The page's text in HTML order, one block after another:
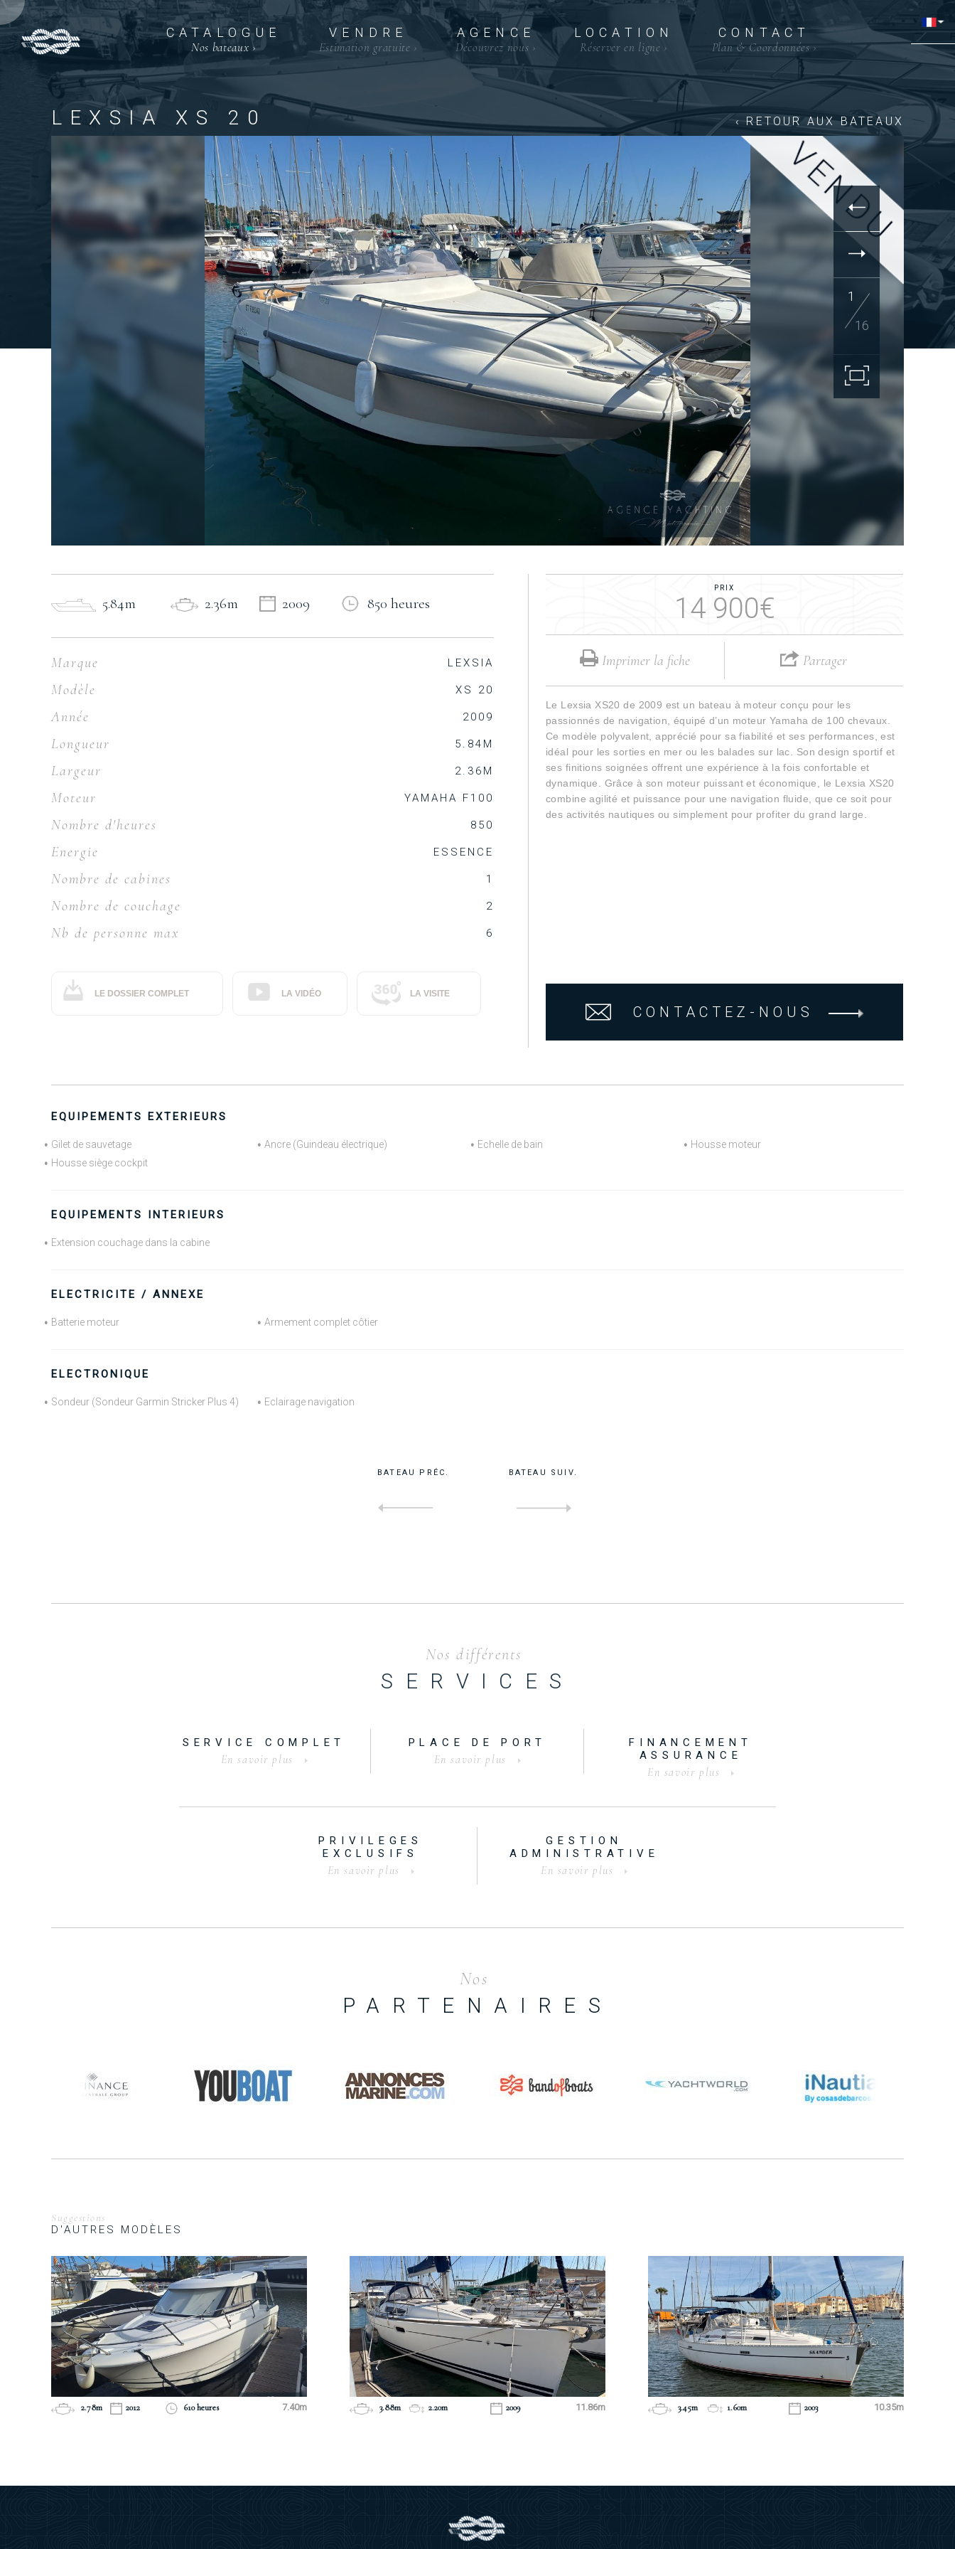
CATALOGUE
Nos bateaux›
VENDRE
Estimation gratuite ›
AGENCE
Découvrez nous ›
LOCATION
Réserver en ligne ›
CONTACT
Plan & Coordonnées ›
LEXSIA XS 20 ‹ RETOUR AUX BATEAUX
1
16
5.84m 2.36m 2009 850 heures
Marque LEXSIA
Modèle XS 20
Année 2009
Longueur 5.84M
Largeur 2.36M
Moteur YAMAHA F100
Nombre d'heures 850
Energie ESSENCE
Nombre de cabines 1
Nombre de couchage 2
Nb de personne max 6
LE DOSSIER COMPLET LA VIDÉO LA VISITE
PRIX
14 900€
Imprimer la fiche Partager
Le Lexsia XS20 de 2009 est un bateau à moteur conçu pour les
passionnés de navigation, équipé d’un moteur Yamaha de 100 chevaux.
Ce modèle polyvalent, apprécié pour sa fiabilité et ses performances, est
idéal pour les sorties en mer ou les balades sur lac. Son design sportif et
ses finitions soignées offrent une expérience à la fois confortable et
dynamique. Grâce à son moteur puissant et économique, le Lexsia XS20
combine agilité et puissance pour une navigation fluide, que ce soit pour
des activités nautiques ou simplement pour profiter du grand large.
CONTACTEZ-NOUS
EQUIPEMENTS EXTERIEURS
Gilet de sauvetage Ancre (Guindeau électrique) Echelle de bain
Housse moteur
Housse siège cockpit
EQUIPEMENTS INTERIEURS
Extension couchage dans la cabine
ELECTRICITE / ANNEXE
Batterie moteur Armement complet côtier
ELECTRONIQUE
Sondeur (Sondeur Garmin Stricker Plus 4) Eclairage navigation
BATEAU PRÉC. BATEAU SUIV.
Nos différents
SERVICES
SERVICE COMPLET
En savoir plus
PLACE DE PORT
En savoir plus
FINANCEMENT
ASSURANCE
En savoir plus
PRIVILEGES
EXCLUSIFS
En savoir plus
GESTION
ADMINISTRATIVE
En savoir plus
Nos
PARTENAIRES
Suggestions
D'AUTRES MODÈLES
2.78m 2012 610 heures 7.40m 3.88m 2.20m 2009 11.86m 3.45m 1.60m 2003 10.35m